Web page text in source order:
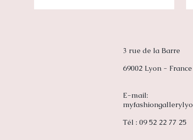
3 rue de la Barre
69002 Lyon - France
E-mail:
Tél : 09 52 22 77 25